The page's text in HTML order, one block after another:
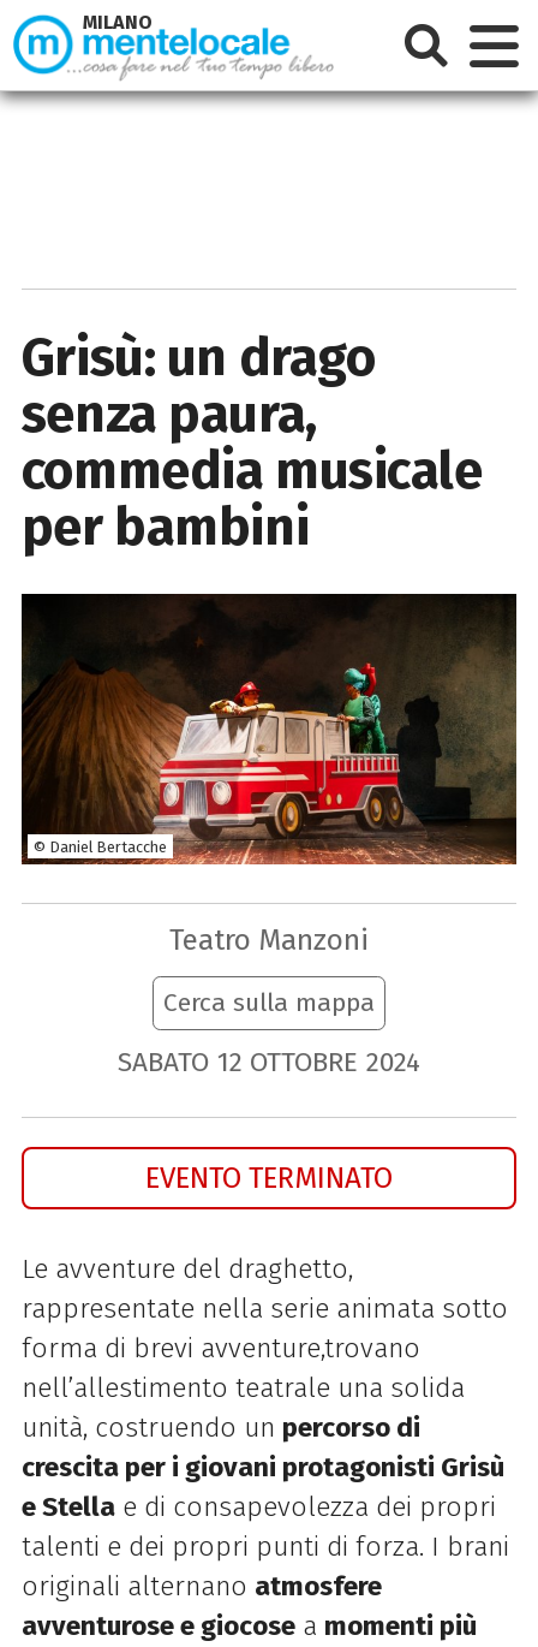
Grisù: un drago
senza paura,
commedia musicale
per bambini
© Daniel Bertacche
Teatro Manzoni
Cerca sulla mappa
SABATO 12 OTTOBRE 2024
EVENTO TERMINATO
Le avventure del draghetto,
rappresentate nella serie animata sotto
forma di brevi avventure,trovano
nell’allestimento teatrale una solida
unità, costruendo un percorso di
crescita per i giovani protagonisti Grisù
e Stellae di consapevolezza dei propri
talenti e dei propri punti di forza. I brani
originali alternano atmosfere
avventurose e giocosea momenti più
MILANO